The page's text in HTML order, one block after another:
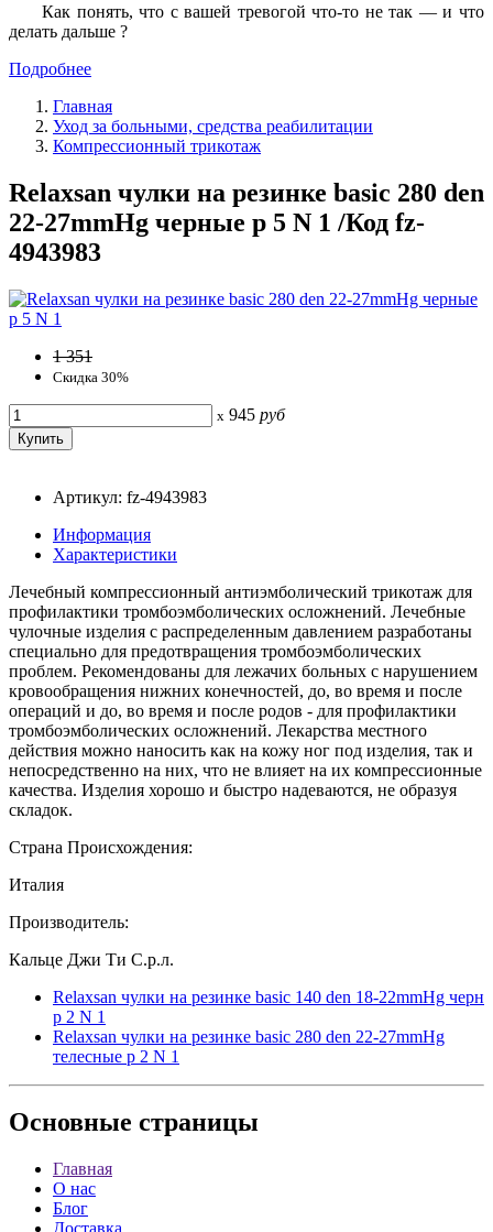
Как понять, что с вашей тревогой что-то не так — и что
делать дальше ?
Подробнее
Главная
Уход за больными, средства реабилитации
Компрессионный трикотаж
Relaxsan чулки на резинке basic 280 den
22-27mmHg черные р 5 N 1 /Код fz-
4943983
1 351
Скидка 30%
x 945 руб
Артикул: fz-4943983
Информация
Характеристики
Лечебный компрессионный антиэмболический трикотаж для
профилактики тромбоэмболических осложнений. Лечебные
чулочные изделия с распределенным давлением разработаны
специально для предотвращения тромбоэмболических
проблем. Рекомендованы для лежачих больных с нарушением
кровообращения нижних конечностей, до, во время и после
операций и до, во время и после родов - для профилактики
тромбоэмболических осложнений. Лекарства местного
действия можно наносить как на кожу ног под изделия, так и
непосредственно на них, что не влияет на их компрессионные
качества. Изделия хорошо и быстро надеваются, не образуя
складок.
Страна Происхождения:
Италия
Производитель:
Кальце Джи Ти С.р.л.
Relaxsan чулки на резинке basic 140 den 18-22mmHg черн
р 2 N 1
Relaxsan чулки на резинке basic 280 den 22-27mmHg
телесные р 2 N 1
Основные страницы
Главная
О нас
Блог